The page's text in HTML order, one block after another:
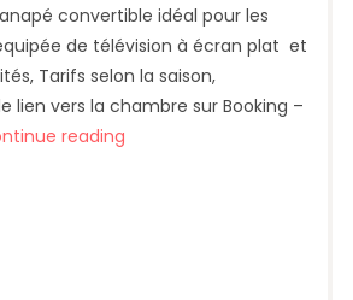
convertible idéal pour les
de télévision à écran plat et
Tarifs selon la saison,
lien vers la chambre sur Booking –
reading